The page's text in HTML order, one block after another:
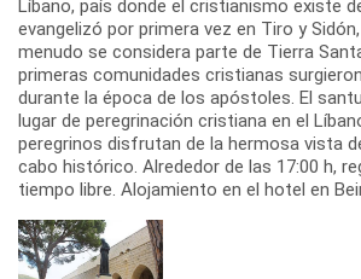
Líbano, país donde el cristianismo existe
evangelizó por primera vez en Tiro y
menudo se considera parte de Tierra
primeras comunidades cristianas
durante la época de los apóstoles. El
lugar de peregrinación cristiana en el
peregrinos disfrutan de la hermosa vista
cabo histórico. Alrededor de las 17:00 h,
tiempo libre. Alojamiento en el hotel en